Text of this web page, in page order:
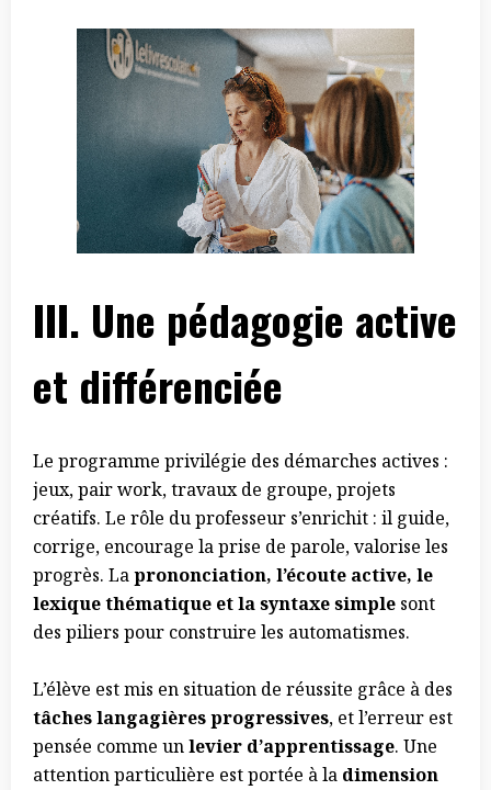
III. Une pédagogie active
et différenciée
Le programme privilégie des démarches actives :
jeux, pair work, travaux de groupe, projets
créatifs. Le rôle du professeur s’enrichit : il guide,
corrige, encourage la prise de parole, valorise les
progrès. Laprononciation, l’écoute active, le
lexique thématique et la syntaxe simple sont
des piliers pour construire les automatismes.
L’élève est mis en situation de réussite grâce à des
tâches langagières progressives, et l’erreur est
pensée comme unlevier d’apprentissage. Une
attention particulière est portée à la dimension